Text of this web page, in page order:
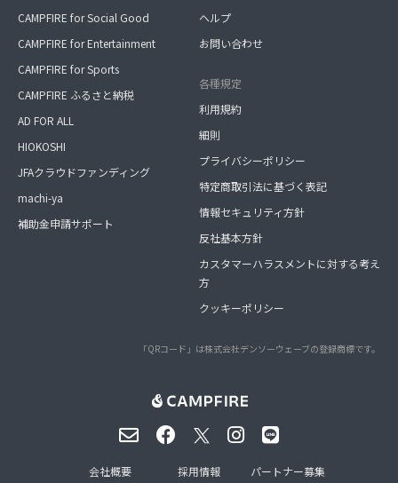
CAMPFIRE for Social Good
CAMPFIRE for Entertainment
CAMPFIRE for Sports
CAMPFIRE ふるさと納税
AD FOR ALL
HIOKOSHI
JFAクラウドファンディング
machi-ya
補助金申請サポート
ヘルプ
お問い合わせ
各種規定
利用規約
細則
プライバシーポリシー
特定商取引法に基づく表記
情報セキュリティ方針
反社基本方針
カスタマーハラスメントに対する考え
方
クッキーポリシー
「QRコード」は株式会社デンソーウェーブの登録商標です。
会社概要 採用情報 パートナー募集